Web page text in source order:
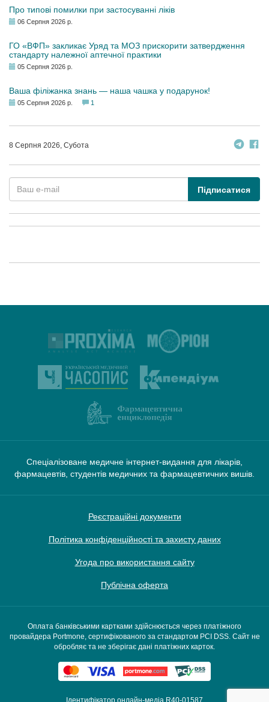
Про типові помилки при застосуванні ліків
06 Серпня 2026 р.
ГО «ВФП» закликає Уряд та МОЗ прискорити затвердження
стандарту належної аптечної практики
05 Серпня 2026 р.
Ваша філіжанка знань — наша чашка у подарунок!
05 Серпня 2026 р. 1
8 Серпня 2026, Субота
Підписатися
Спеціалізоване медичне інтернет-видання для лікарів,
фармацевтів, студентів медичних та фармацевтичних вишів.
Реєстраційні документи
Політика конфіденційності та захисту даних
Угода про використання сайту
Публічна оферта
Оплата банківськими картками здійснюється через платіжного
провайдера Portmone, сертифікованого за стандартом PCI DSS. Сайт не
обробляє та не зберігає дані платіжних карток.